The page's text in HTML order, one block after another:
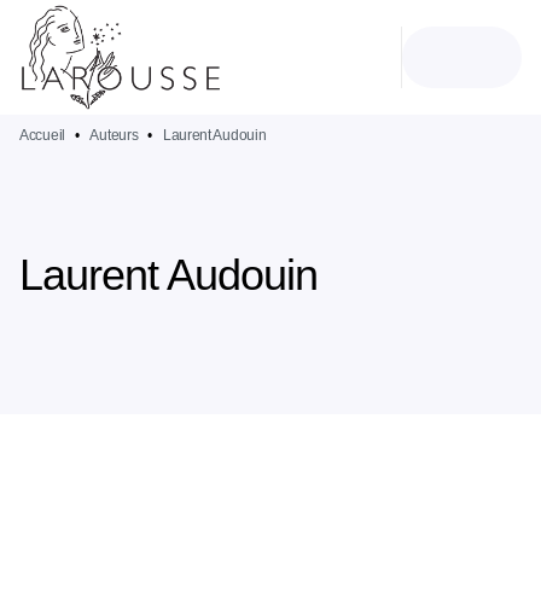
MENU
PIED DE PAGE
Accueil • Auteurs • Laurent Audouin
Laurent Audouin